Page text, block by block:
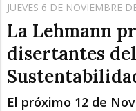
Vie
JUEVES 6 DE NOVIEMBRE
La Lehmann
disertantes
El próximo 12 de